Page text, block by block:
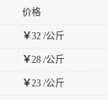
价格
￥32 /公斤
￥28 /公斤
￥23 /公斤